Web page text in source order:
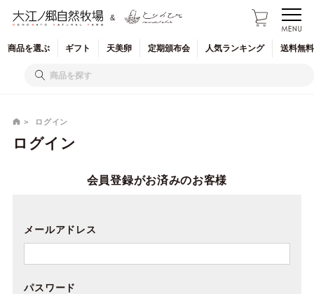
&
商品を選ぶ ギフト 天美卵 定期頒布会 人気ランキング 送料無
ログイン
ログイン
会員登録がお済みのお客様
メールアドレス
パスワード